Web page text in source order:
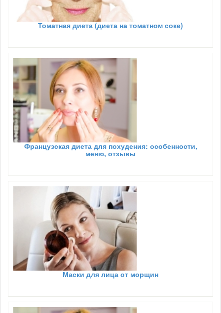
Томатная диета (диета на томатном соке)
Французская диета для похудения: особенности,
меню, отзывы
Маски для лица от морщин